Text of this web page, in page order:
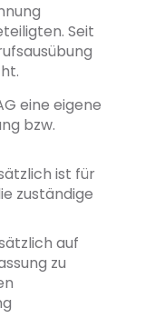
Seit
eine eigene
bzw.
ist für
zuständige
auf
zu